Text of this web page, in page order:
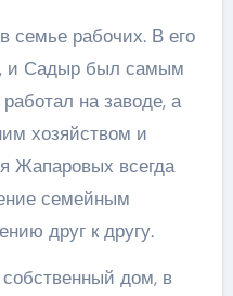
семье рабочих. В его
и Садыр был самым
на заводе, а
хозяйством и
Жапаровых всегда
семейным
друг к другу.
дом, в